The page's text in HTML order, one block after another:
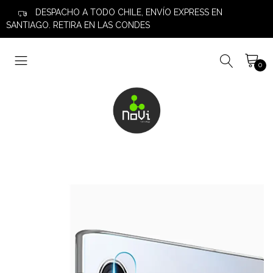
DESPACHO A TODO CHILE, ENVÍO EXPRESS EN
SANTIAGO. RETIRA EN LAS CONDES
0